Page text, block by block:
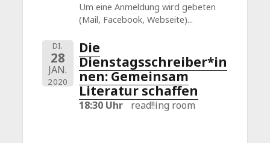
Um eine Anmeldung wird gebeten
(Mail, Facebook, Webseite)...
DI.
28
JAN.
2020
Die
Dienstagsschreiber*in
nen: Gemeinsam
Literatur schaffen
18:30 Uhr read!!ing room